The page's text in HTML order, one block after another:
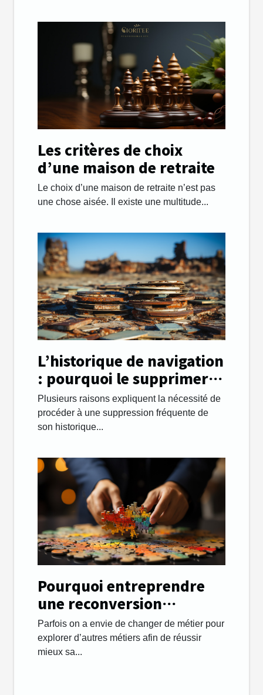
Les critères de choix
d’une maison de retraite
Le choix d’une maison de retraite n’est pas
une chose aisée. Il existe une multitude...
L’historique de navigation
: pourquoi le supprimer
régulièrement ?
Plusieurs raisons expliquent la nécessité de
procéder à une suppression fréquente de
son historique...
Pourquoi entreprendre
une reconversion
professionnelle et
changer de métier ?
Parfois on a envie de changer de métier pour
explorer d’autres métiers afin de réussir
mieux sa...